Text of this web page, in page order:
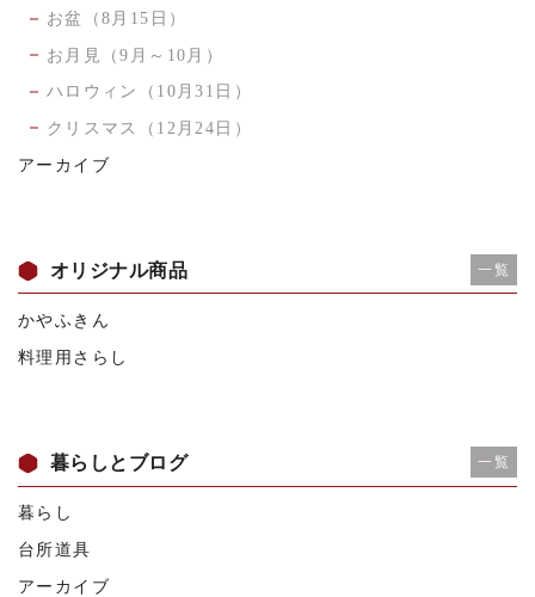
お盆（8月15日）
お月見（9月～10月）
ハロウィン（10月31日）
クリスマス（12月24日）
アーカイブ
オリジナル商品 一覧
かやふきん
料理用さらし
暮らしとブログ 一覧
暮らし
台所道具
アーカイブ